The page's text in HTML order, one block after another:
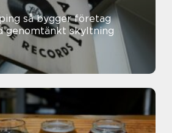
företag
genomtänkt skyltning